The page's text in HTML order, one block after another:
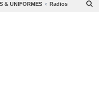
& UNIFORMES Radios